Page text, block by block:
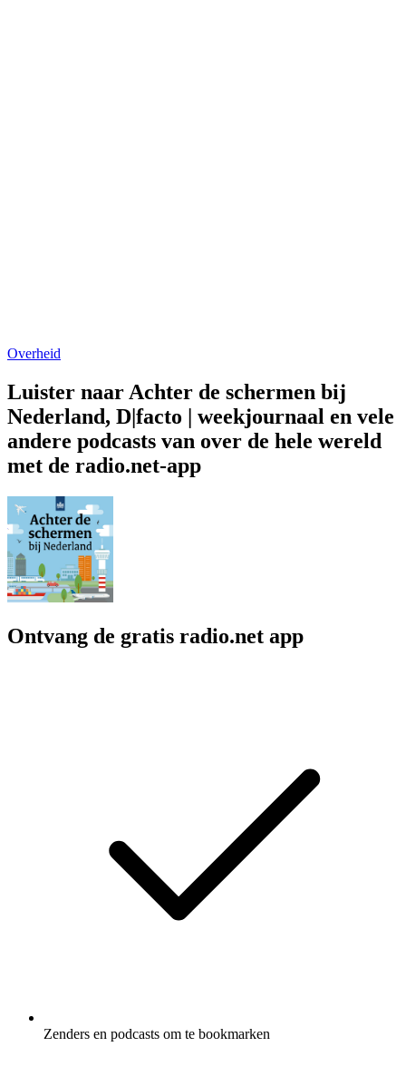
Overheid
Luister naar Achter de schermen bij
Nederland, D|facto | weekjournaal en vele
andere podcasts van over de hele wereld
met de radio.net-app
Ontvang de gratis radio.net app
Zenders en podcasts om te bookmarken